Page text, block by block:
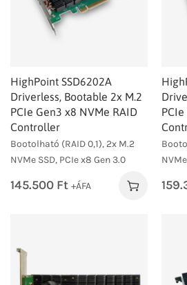
HighPoint SSD6202A
Driverless, Bootable 2x M.2
PCIe Gen3 x8 NVMe RAID
Controller
Bootolható (RAID 0,1), 2x M.2
NVMe SSD, PCIe x8 Gen 3.0
145.500 Ft +ÁFA